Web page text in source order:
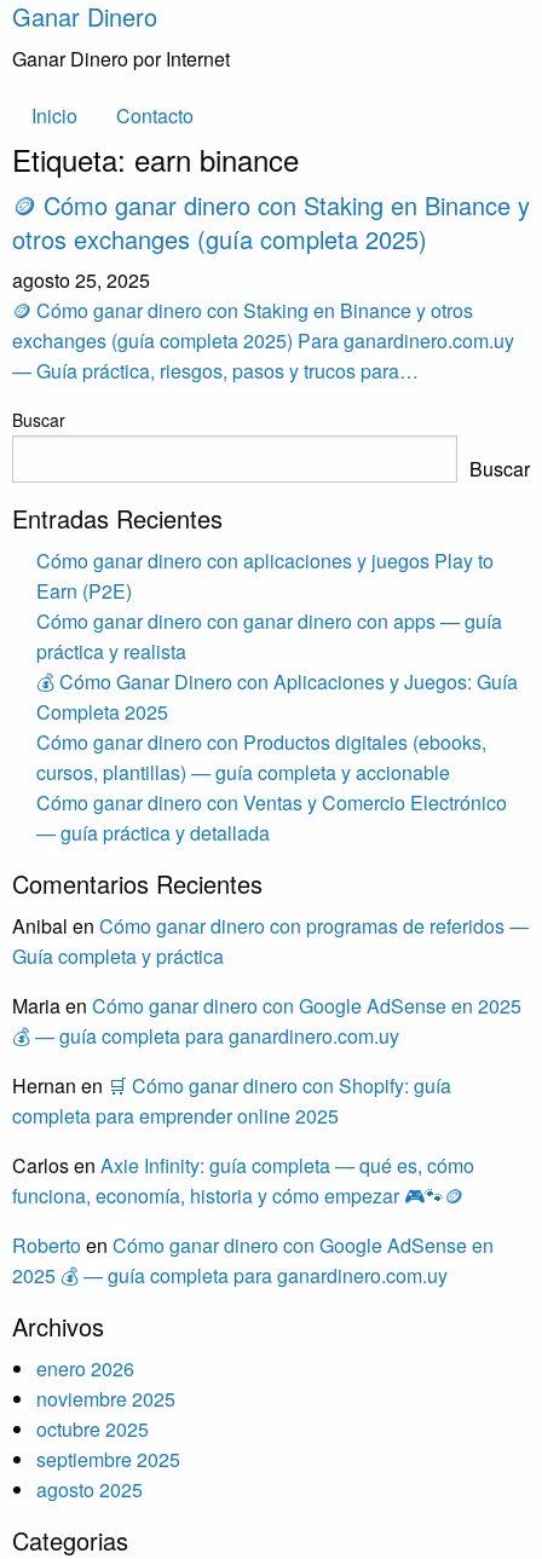
Skip
content
Ganar Dinero
Ganar Dinero por Internet
Inicio Contacto
Etiqueta: earn binance
🪙 Cómo ganar dinero con Staking en Binance y
otros exchanges (guía completa 2025)
agosto 25, 2025
🪙 Cómo ganar dinero con Staking en Binance y otros
exchanges (guía completa 2025) Para ganardinero.com.uy
— Guía práctica, riesgos, pasos y trucos para…
Buscar
Buscar
Entradas Recientes
Cómo ganar dinero con aplicaciones y juegos Play to
Earn (P2E)
Cómo ganar dinero con ganar dinero con apps — guía
práctica y realista
💰 Cómo Ganar Dinero con Aplicaciones y Juegos: Guía
Completa 2025
Cómo ganar dinero con Productos digitales (ebooks,
cursos, plantillas) — guía completa y accionable
Cómo ganar dinero con Ventas y Comercio Electrónico
— guía práctica y detallada
Comentarios Recientes
Anibal en Cómo ganar dinero con programas de referidos —
Guía completa y práctica
Mariaen Cómo ganar dinero con Google AdSense en 2025
💰 — guía completa para ganardinero.com.uy
Hernan en 🛒 Cómo ganar dinero con Shopify: guía
completa para emprender online 2025
Carlosen Axie Infinity: guía completa — qué es, cómo
funciona, economía, historia y cómo empezar 🎮🐾🪙
Robertoen Cómo ganar dinero con Google AdSense en
2025 💰 — guía completa para ganardinero.com.uy
Archivos
enero 2026
noviembre 2025
octubre 2025
septiembre 2025
agosto 2025
Categorias